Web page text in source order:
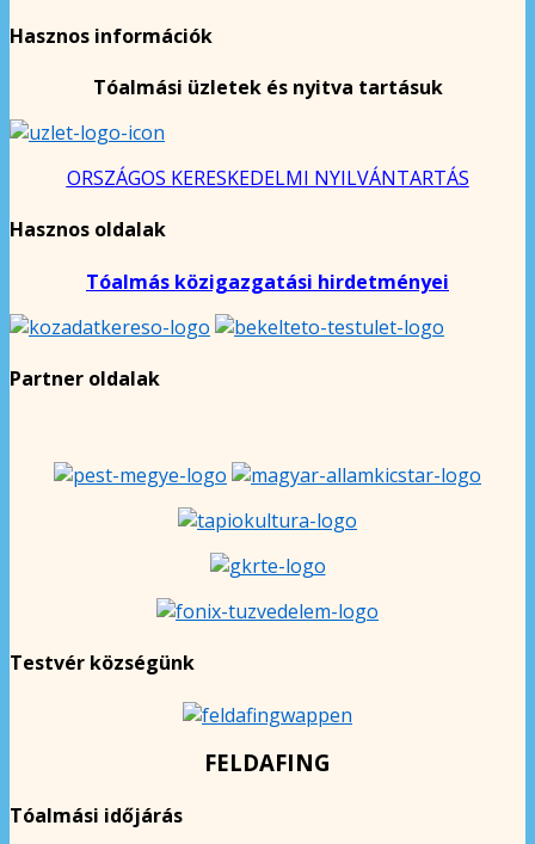
Hasznos információk
Tóalmási üzletek és nyitva tartásuk
ORSZÁGOS KERESKEDELMI NYILVÁNTARTÁS
Hasznos oldalak
Tóalmás közigazgatási hirdetményei
Partner oldalak
Testvér községünk
FELDAFING
Tóalmási időjárás